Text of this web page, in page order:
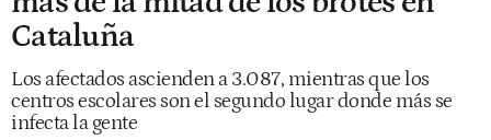
Cataluña
Los afectados ascienden a 3.087, mientras que los
centros escolares son el segundo lugar donde más se
infecta la gente